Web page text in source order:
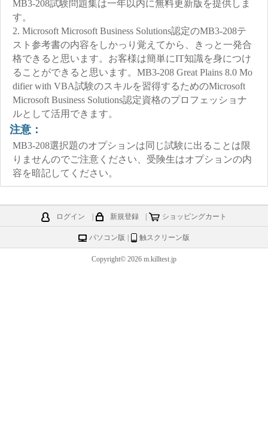
MB3-208試験問題集は一年以内に無料更新版を提供しま
す。
2. Microsoft Microsoft Business Solutions認定のMB3-208テ
スト参考書の内容をしかっり覚えてから、きっと一発合
格できると思います。お客様は簡単にIT知識を身につけ
ることができると思います。MB3-208 Great Plains 8.0 Mo
difier with VBA試験のスキルを習得するためのMicrosoft
Microsoft Business Solutions認定資格のプロフェッショナ
ルとして活用できます。
注意：
MB3-208選択題のオプションは同じ試験に出ることは限
りませんのでご注意ください、受険生はオプションの内
容を暗記してください。
ログイン 新規登録 ショッピングカート
パソコン版 触スクリーン版
Copyright© 2026 m.killtest.jp